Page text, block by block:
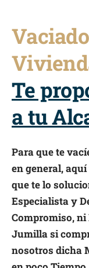
Te
a tu
Para que te
en general,
que te lo
Especialista y
Compromiso,
Jumilla si
nosotros dicha